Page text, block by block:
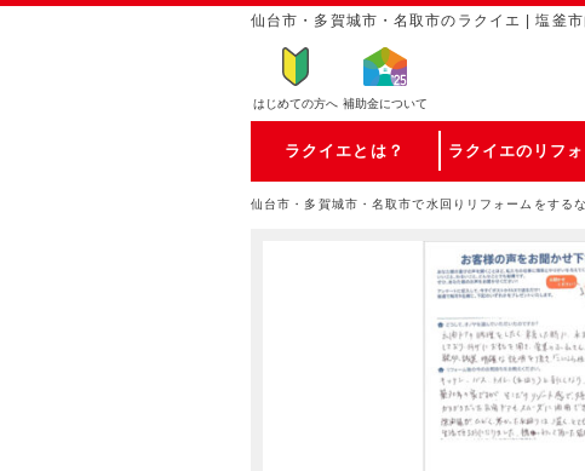
仙台市・多賀城市・名取市のラクイエ | 塩釜
はじめての方へ 補助金について
ラクイエとは？ ラクイエのリフ
仙台市・多賀城市・名取市で水回りリフォームをする